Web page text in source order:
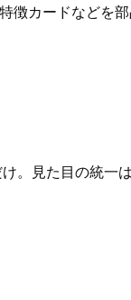
徴カードなどを
。見た目の統一